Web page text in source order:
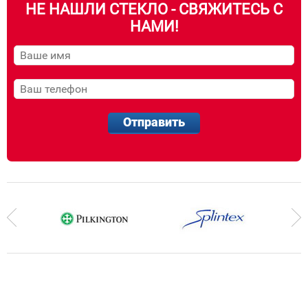
НЕ НАШЛИ СТЕКЛО - СВЯЖИТЕСЬ С
НАМИ!
Отправить